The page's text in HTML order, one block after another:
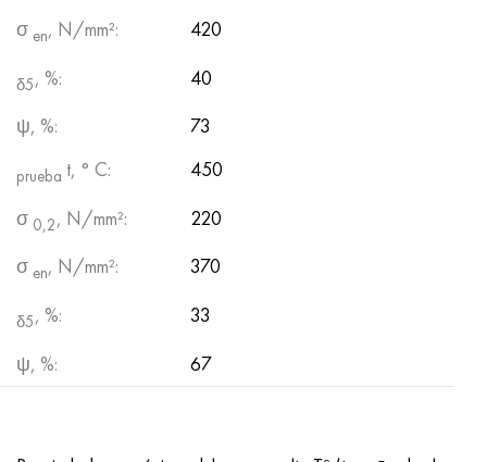
σ en, N/mm²: 420
δ5, %:
40
ψ, %:
73
prueba t, ° С:
450
σ 0,2, N/mm²:
220
σ en, N/mm²: 370
δ5, %:
33
ψ, %:
67